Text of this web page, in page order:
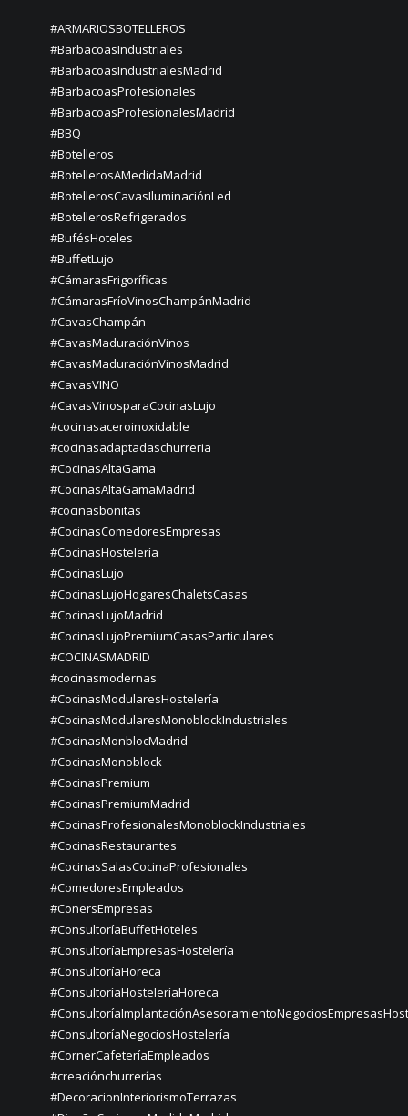
#ARMARIOSBOTELLEROS
#BarbacoasIndustriales
#BarbacoasIndustrialesMadrid
#BarbacoasProfesionales
#BarbacoasProfesionalesMadrid
#BBQ
#Botelleros
#BotellerosAMedidaMadrid
#BotellerosCavasIluminaciónLed
#BotellerosRefrigerados
#BufésHoteles
#BuffetLujo
#CámarasFrigoríficas
#CámarasFríoVinosChampánMadrid
#CavasChampán
#CavasMaduraciónVinos
#CavasMaduraciónVinosMadrid
#CavasVINO
#CavasVinosparaCocinasLujo
#cocinasaceroinoxidable
#cocinasadaptadaschurreria
#CocinasAltaGama
#CocinasAltaGamaMadrid
#cocinasbonitas
#CocinasComedoresEmpresas
#CocinasHostelería
#CocinasLujo
#CocinasLujoHogaresChaletsCasas
#CocinasLujoMadrid
#CocinasLujoPremiumCasasParticulares
#COCINASMADRID
#cocinasmodernas
#CocinasModularesHostelería
#CocinasModularesMonoblockIndustriales
#CocinasMonblocMadrid
#CocinasMonoblock
#CocinasPremium
#CocinasPremiumMadrid
#CocinasProfesionalesMonoblockIndustriales
#CocinasRestaurantes
#CocinasSalasCocinaProfesionales
#ComedoresEmpleados
#ConersEmpresas
#ConsultoríaBuffetHoteles
#ConsultoríaEmpresasHostelería
#ConsultoríaHoreca
#ConsultoríaHosteleríaHoreca
#ConsultoríaNegociosHostelería
#CornerCafeteríaEmpleados
#creaciónchurrerías
#DecoracionInteriorismoTerrazas